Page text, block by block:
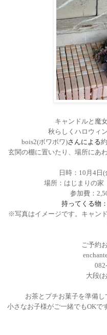
キャンドルと魔
秋らしくハロウィ
bois2(ボワボワ)さんによる約
玄関の棚に置いたり、場所にあ
日時： 10 月 4日(
場所：はじまりの家
参加費：
持ってくる物：
※写真はイメージです。キャン
ご予約
大段(
お茶とプチお菓子を準備し
小さなお子様がご一緒でもOKで